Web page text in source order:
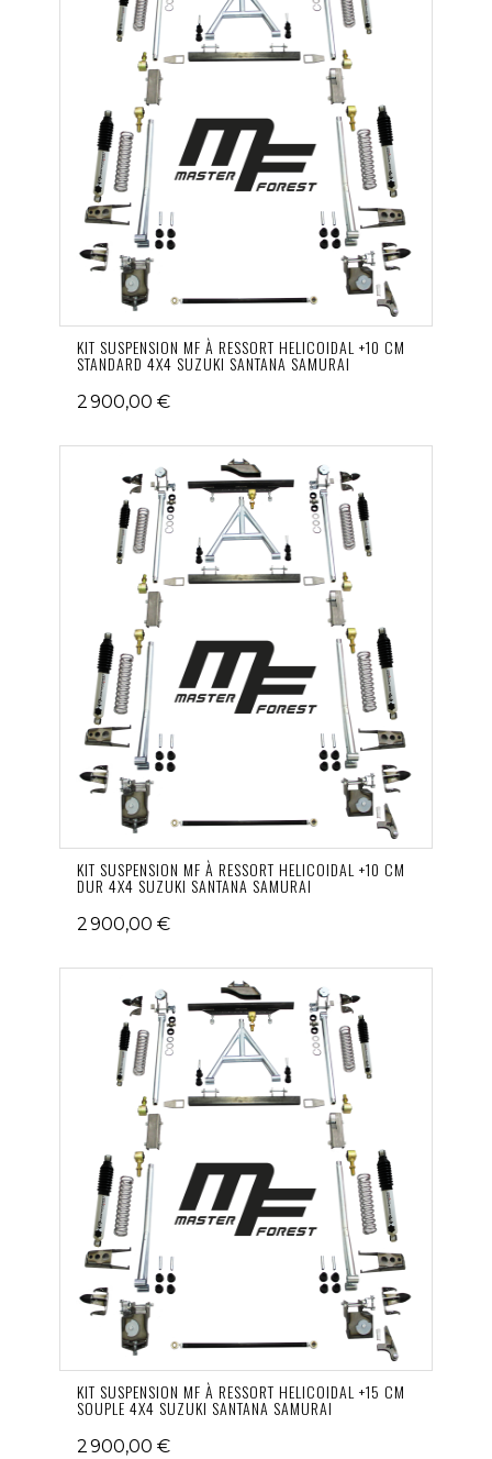
KIT SUSPENSION MF À RESSORT HELICOIDAL +10 CM
STANDARD 4X4 SUZUKI SANTANA SAMURAI
2 900,00 €
KIT SUSPENSION MF À RESSORT HELICOIDAL +10 CM
DUR 4X4 SUZUKI SANTANA SAMURAI
2 900,00 €
KIT SUSPENSION MF À RESSORT HELICOIDAL +15 CM
SOUPLE 4X4 SUZUKI SANTANA SAMURAI
2 900,00 €